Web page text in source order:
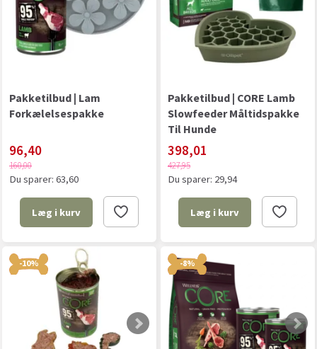
Pakketilbud | Lam
Forkælelsespakke
96,40
160,00
Du sparer: 63,60
Læg i kurv
Pakketilbud | CORE Lamb
Slowfeeder Måltidspakke
Til Hunde
398,01
427,95
Du sparer: 29,94
Læg i kurv
-10% -8%